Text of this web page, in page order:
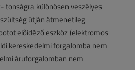
tonságra különösen veszélyes
útján átmenetileg
előidéző eszköz (elektromos
kereskedelmi forgalomba nem
áruforgalomban nem